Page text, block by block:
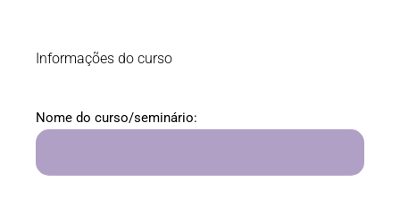
Informações do curso
Nome do curso/seminário: